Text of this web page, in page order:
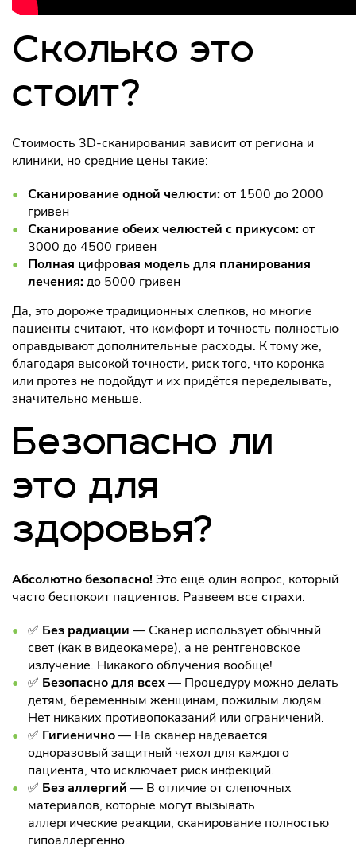
Сколько это
стоит?
Стоимость 3D-сканирования зависит от региона и
клиники, но средние цены такие:
Сканирование одной челюсти:от 1500 до 2000
гривен
Сканирование обеих челюстей с прикусом:от
3000 до 4500 гривен
Полная цифровая модель для планирования
лечения:до 5000 гривен
Да, это дороже традиционных слепков, но многие
пациенты считают, что комфорт и точность полностью
оправдывают дополнительные расходы. К тому же,
благодаря высокой точности, риск того, что коронка
или протез не подойдут и их придётся переделывать,
значительно меньше.
Безопасно ли
это для
здоровья?
Абсолютно безопасно!Это ещё один вопрос, который
часто беспокоит пациентов. Развеем все страхи:
✅ Без радиации — Сканер использует обычный
свет (как в видеокамере), а не рентгеновское
излучение. Никакого облучения вообще!
✅ Безопасно для всех— Процедуру можно делать
детям, беременным женщинам, пожилым людям.
Нет никаких противопоказаний или ограничений.
✅ Гигиенично— На сканер надевается
одноразовый защитный чехол для каждого
пациента, что исключает риск инфекций.
✅ Без аллергий — В отличие от слепочных
материалов, которые могут вызывать
аллергические реакции, сканирование полностью
гипоаллергенно.